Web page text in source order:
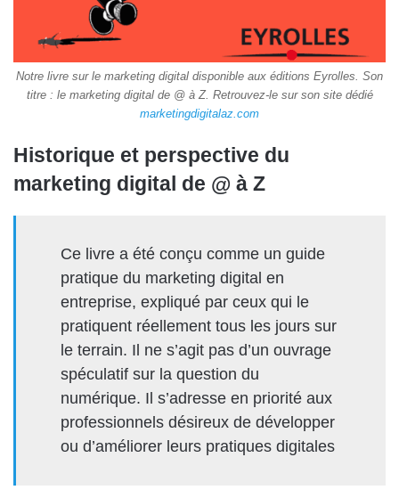
Notre livre sur le marketing digital disponible aux éditions Eyrolles. Son
titre : le marketing digital de @ à Z. Retrouvez-le sur son site dédié
marketingdigitalaz.com
Historique et perspective du
marketing digital de @ à Z
Ce livre a été conçu comme un guide
pratique du marketing digital en
entreprise, expliqué par ceux qui le
pratiquent réellement tous les jours sur
le terrain. Il ne s’agit pas d’un ouvrage
spéculatif sur la question du
numérique. Il s’adresse en priorité aux
professionnels désireux de développer
ou d’améliorer leurs pratiques digitales